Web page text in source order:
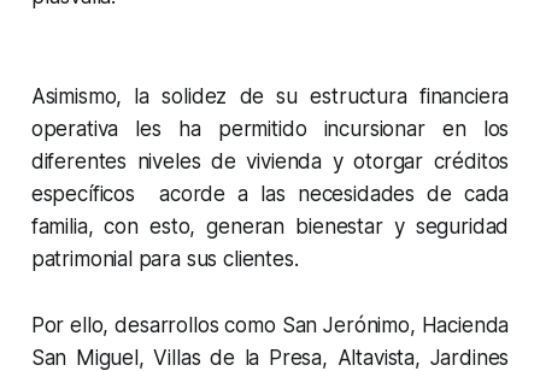
Asimismo, la solidez de su estructura financiera
operativa les ha permitido incursionar en los
diferentes niveles de vivienda y otorgar créditos
específicos acorde a las necesidades de cada
familia, con esto, generan bienestar y seguridad
patrimonial para sus clientes.
Por ello, desarrollos como San Jerónimo, Hacienda
San Miguel, Villas de la Presa, Altavista, Jardines